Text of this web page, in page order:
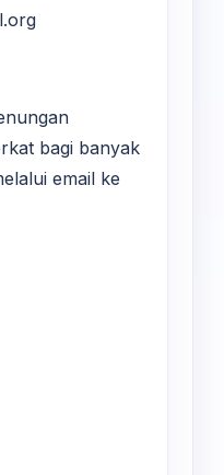
bagi banyak
email ke